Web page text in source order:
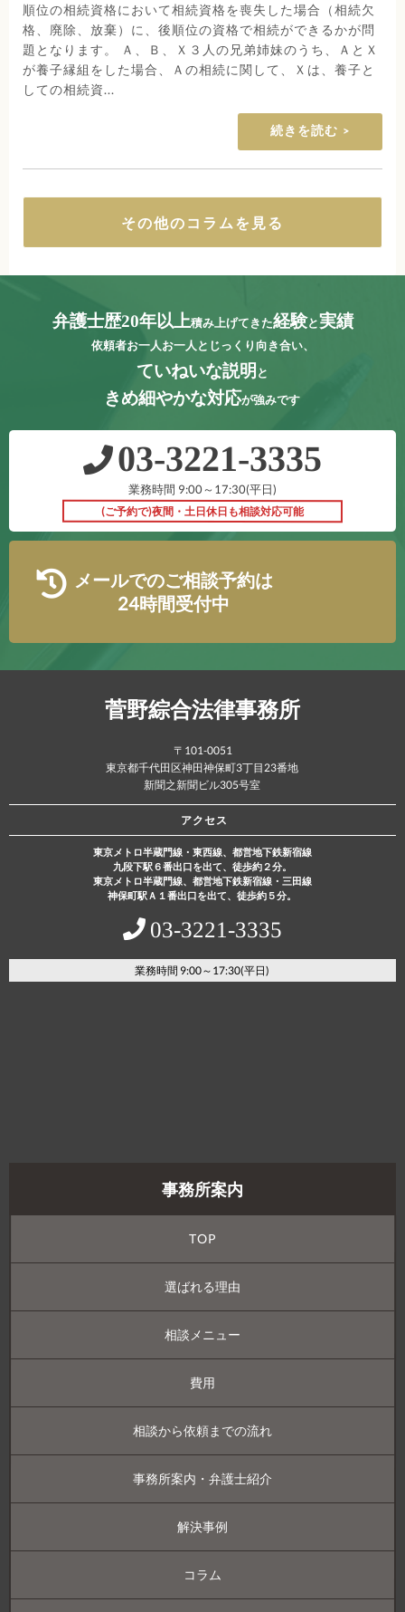
順位の相続資格において相続資格を喪失した場合（相続欠
格、廃除、放棄）に、後順位の資格で相続ができるかが問
題となります。 Ａ、Ｂ、Ｘ３人の兄弟姉妹のうち、ＡとＸ
が養子縁組をした場合、Ａの相続に関して、Ｘは、養子と
しての相続資...
続きを読む
その他のコラムを見る
弁護士歴20年以上積み上げてきた経験と実績
依頼者お一人お一人とじっくり向き合い、
ていねいな説明 と
きめ細やかな対応が強みです
03‐3221‐3335
業務時間 9:00～17:30(平日)
(ご予約で)夜間・土日休日も相談対応可能
メールでのご相談予約は
24時間受付中
菅野綜合法律事務所
〒101-0051
東京都千代田区神田神保町3丁目23番地
新聞之新聞ビル305号室
アクセス
東京メトロ半蔵門線・東西線、都営地下鉄新宿線
九段下駅６番出口を出て、徒歩約２分。
東京メトロ半蔵門線、都営地下鉄新宿線・三田線
神保町駅Ａ１番出口を出て、徒歩約５分。
03‐3221‐3335
業務時間 9:00～17:30(平日)
事務所案内
TOP
選ばれる理由
相談メニュー
費用
相談から依頼までの流れ
事務所案内・弁護士紹介
解決事例
コラム